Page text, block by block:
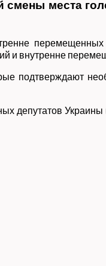
места
и внутренне
подтверждают
депутатов